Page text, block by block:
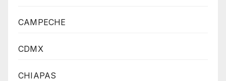
CAMPECHE
CDMX
CHIAPAS